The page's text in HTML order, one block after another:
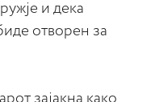
и дека
отворен за
зајакна како